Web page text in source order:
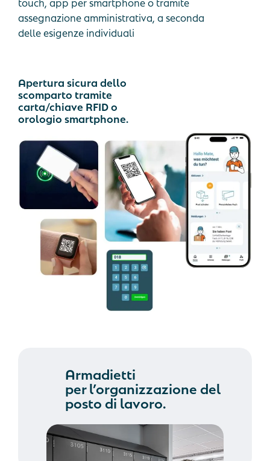
assegnazione amministrativa, a seconda
delle esigenze individuali
Apertura sicura dello
scomparto tramite
carta/chiave RFID o
orologio smartphone.
Armadietti
per l’organizzazione del
posto di lavoro.